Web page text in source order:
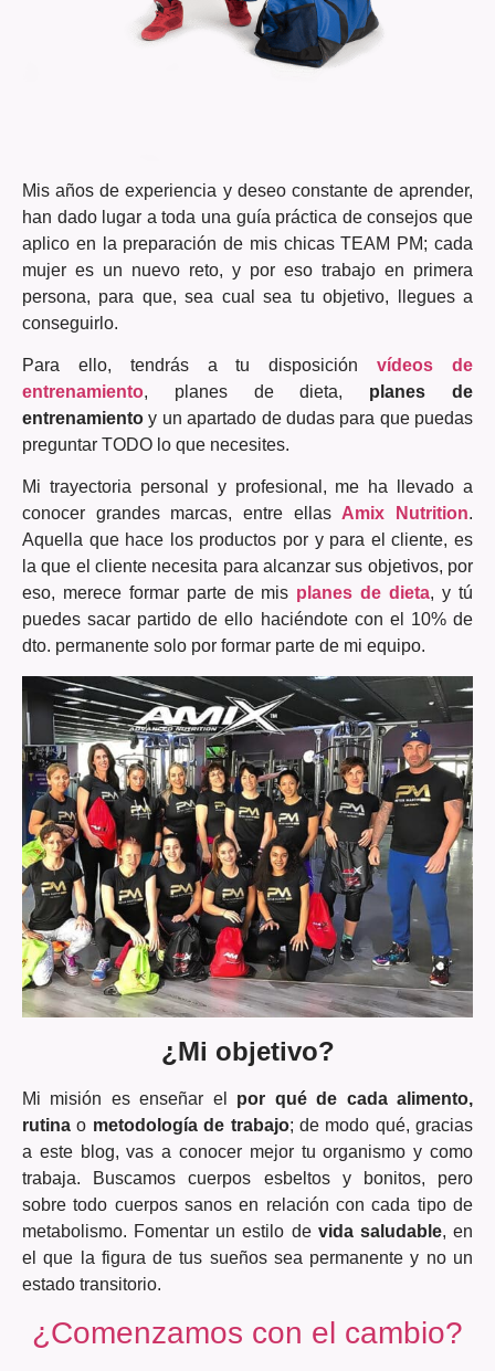
Mis años de experiencia y deseo constante de aprender,
han dado lugar a toda una guía práctica de consejos que
aplico en la preparación de mis chicas TEAM PM; cada
mujer es un nuevo reto, y por eso trabajo en primera
persona, para que, sea cual sea tu objetivo, llegues a
conseguirlo.
Para ello, tendrás a tu disposiciónvídeos de
entrenamiento, planes de dieta, planes de
entrenamiento y un apartado de dudas para que puedas
preguntar TODO lo que necesites.
Mi trayectoria personal y profesional, me ha llevado a
conocer grandes marcas, entre ellasAmix Nutrition.
Aquella que hace los productos por y para el cliente, es
la que el cliente necesita para alcanzar sus objetivos, por
eso, merece formar parte de mis planes de dieta, y tú
puedes sacar partido de ello haciéndote con el 10% de
dto. permanente solo por formar parte de mi equipo.
¿Mi objetivo?
Mi misión es enseñar el por qué de cada alimento,
rutina o metodología de trabajo; de modo qué, gracias
a este blog, vas a conocer mejor tu organismo y como
trabaja. Buscamos cuerpos esbeltos y bonitos, pero
sobre todo cuerpos sanos en relación con cada tipo de
metabolismo. Fomentar un estilo de vida saludable, en
el que la figura de tus sueños sea permanente y no un
estado transitorio.
¿Comenzamos con el cambio?